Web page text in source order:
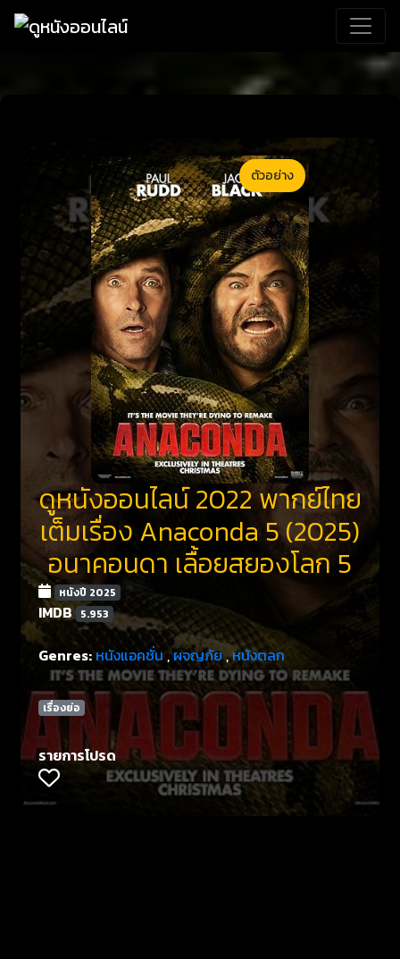
ตัวอย่าง
ดูหนังออนไลน์ 2022 พากย์ไทย
เต็มเรื่อง Anaconda 5 (2025)
อนาคอนดา เลื้อยสยองโลก 5
หนังปี 2025
IMDB 5.953
Genres: หนังแอคชั่น ,ผจญภัย,หนังตลก
เรื่องย่อ
รายการโปรด